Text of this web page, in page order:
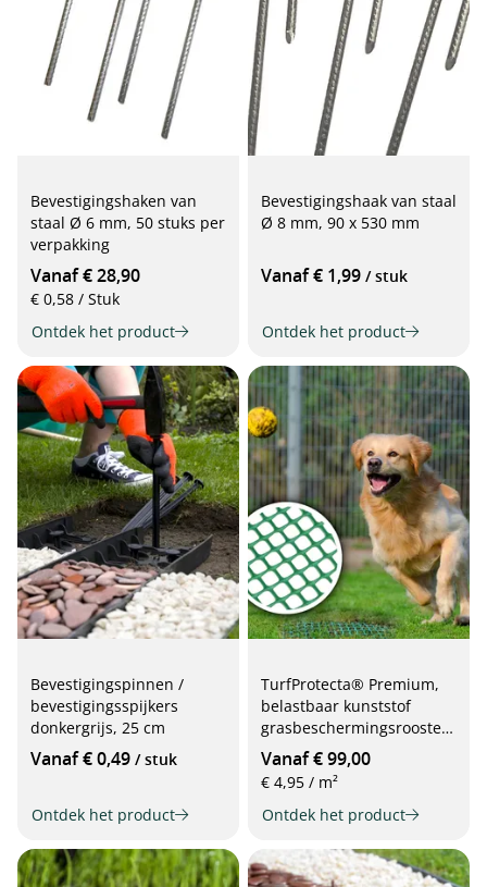
Bevestigingshaken van
staal Ø 6 mm, 50 stuks per
verpakking
Vanaf € 28,90
€ 0,58 / Stuk
Ontdek het product
Bevestigingshaak van staal
Ø 8 mm, 90 x 530 mm
Vanaf € 1,99 / stuk
Ontdek het product
Bevestigingspinnen /
bevestigingsspijkers
donkergrijs, 25 cm
Vanaf € 0,49 / stuk
Ontdek het product
TurfProtecta® Premium,
belastbaar kunststof
grasbeschermingsrooster,
2 m breed
Vanaf € 99,00
€ 4,95 / m²
Ontdek het product